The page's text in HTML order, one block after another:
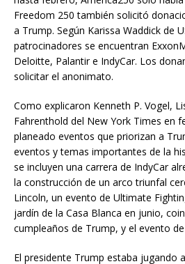
Freedom 250 también solicitó
a Trump. Según Karissa Waddick de
patrocinadores se encuentran
Deloitte, Palantir e IndyCar. Los
solicitar el anonimato.
Como explicaron Kenneth P. Vogel,
Fahrenthold del New York Times en
planeado eventos que priorizan a
eventos y temas importantes de la
se incluyen una carrera de IndyCar
la construcción de un arco triunfal
Lincoln, un evento de Ultimate
jardín de la Casa Blanca en junio,
cumpleaños de Trump, y el evento
El presidente Trump estaba jugando